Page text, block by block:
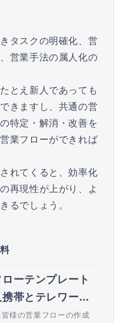
タスクの明確化、営
営業手法の属人化の
とえ新人であっても
きますし、共通の営
特定・解消・改善を
業フローができれば
れてくると、効率化
再現性が上がり、よ
るでしょう。
ーテンプレート
携帯とテレワーク
オンライン by
様の営業フローの作成